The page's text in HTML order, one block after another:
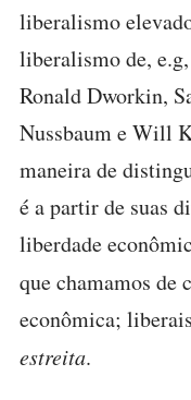
liberalismo
liberalismo de,
Ronald Dworkin,
Nussbaum e Will
maneira de
é a partir de suas
liberdade
que chamamos de
econômica;
estreita.